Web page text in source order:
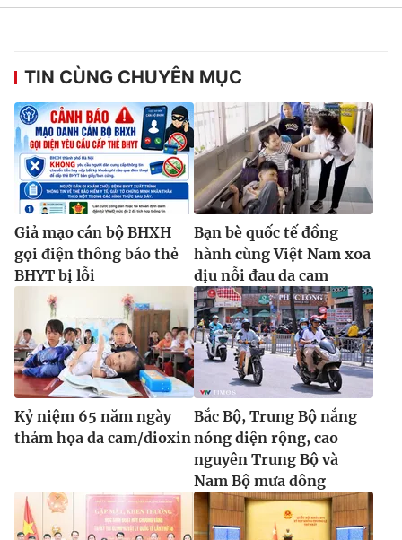
TIN CÙNG CHUYÊN MỤC
Giả mạo cán bộ BHXH
gọi điện thông báo thẻ
BHYT bị lỗi
Bạn bè quốc tế đồng
hành cùng Việt Nam xoa
dịu nỗi đau da cam
Kỷ niệm 65 năm ngày
thảm họa da cam/dioxin
Bắc Bộ, Trung Bộ nắng
nóng diện rộng, cao
nguyên Trung Bộ và
Nam Bộ mưa dông